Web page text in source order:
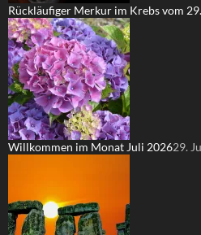
Rückläufiger Merkur im Krebs vom
Willkommen im Monat Juli 202629.